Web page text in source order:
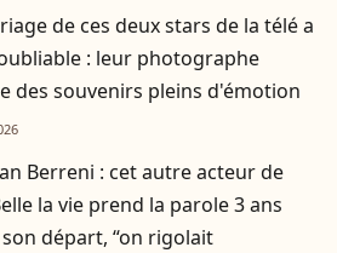
de ces deux stars de la télé a
: leur photographe
des souvenirs pleins d'émotion
Berreni : cet autre acteur de
la vie prend la parole 3 ans
départ, “on rigolait